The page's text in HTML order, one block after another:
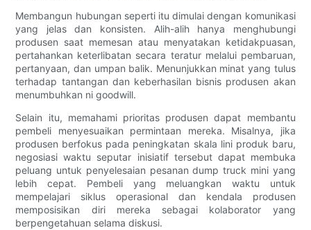
Membangun hubungan seperti itu dimulai dengan komunikasi
yang jelas dan konsisten. Alih-alih hanya menghubungi
produsen saat memesan atau menyatakan ketidakpuasan,
pertahankan keterlibatan secara teratur melalui pembaruan,
pertanyaan, dan umpan balik. Menunjukkan minat yang tulus
terhadap tantangan dan keberhasilan bisnis produsen akan
menumbuhkan ni goodwill.
Selain itu, memahami prioritas produsen dapat membantu
pembeli menyesuaikan permintaan mereka. Misalnya, jika
produsen berfokus pada peningkatan skala lini produk baru,
negosiasi waktu seputar inisiatif tersebut dapat membuka
peluang untuk penyelesaian pesanan dump truck mini yang
lebih cepat. Pembeli yang meluangkan waktu untuk
mempelajari siklus operasional dan kendala produsen
memposisikan diri mereka sebagai kolaborator yang
berpengetahuan selama diskusi.